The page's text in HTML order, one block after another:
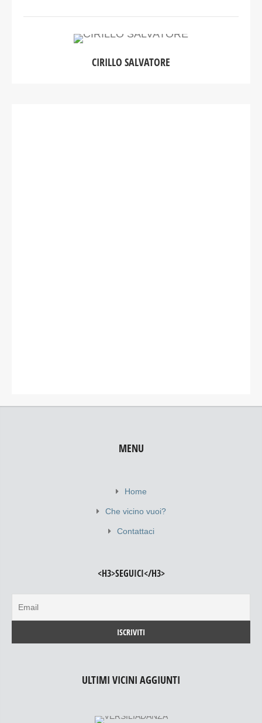
CIRILLO SALVATORE
MENU
Home
Che vicino vuoi?
Contattaci
<H3>SEGUICI</H3>
ULTIMI VICINI AGGIUNTI